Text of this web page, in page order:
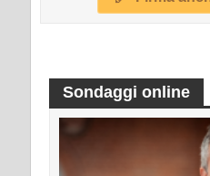
Sondaggi online